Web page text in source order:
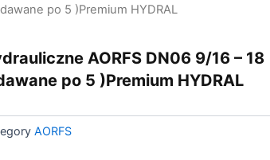
po 5 )Premium HYDRAL
AORFS DN06 9/16 – 18
po 5 )Premium HYDRAL
AORFS